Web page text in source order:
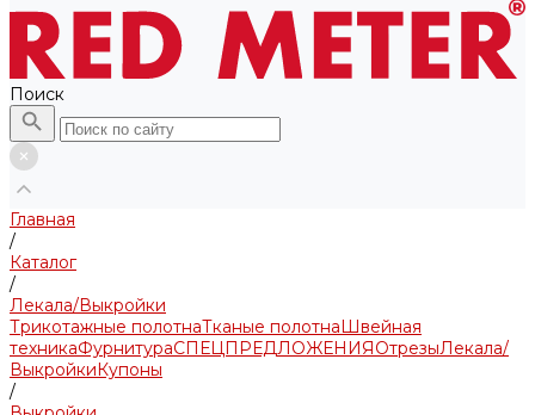
Поиск
Главная
/
Каталог
/
Лекала/Выкройки
Трикотажные полотнаТканые полотнаШвейная
техникаФурнитураСПЕЦПРЕДЛОЖЕНИЯОтрезыЛекала/
ВыкройкиКупоны
/